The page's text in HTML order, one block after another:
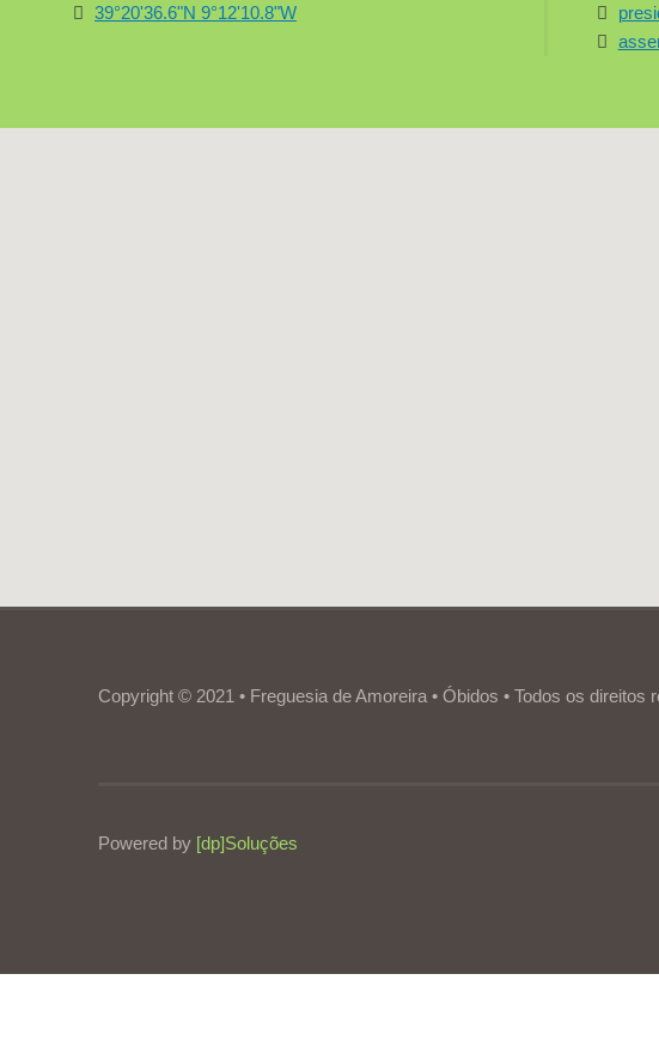
39°20'36.6"N 9°12'10.8"W
Copyright © 2021 • Freguesia de Amoreira • Óbidos • Todos os direitos
Powered by [dp]Soluções